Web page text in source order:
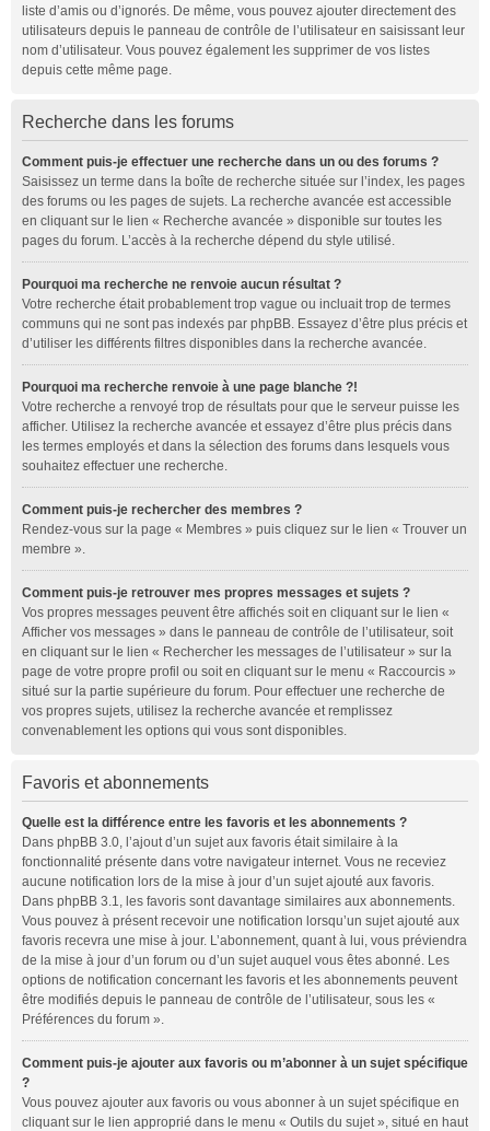
liste d’amis ou d’ignorés. De même, vous pouvez ajouter directement des
utilisateurs depuis le panneau de contrôle de l’utilisateur en saisissant leur
nom d’utilisateur. Vous pouvez également les supprimer de vos listes
depuis cette même page.
Recherche dans les forums
Comment puis-je effectuer une recherche dans un ou des forums ?
Saisissez un terme dans la boîte de recherche située sur l’index, les pages
des forums ou les pages de sujets. La recherche avancée est accessible
en cliquant sur le lien « Recherche avancée » disponible sur toutes les
pages du forum. L’accès à la recherche dépend du style utilisé.
Pourquoi ma recherche ne renvoie aucun résultat ?
Votre recherche était probablement trop vague ou incluait trop de termes
communs qui ne sont pas indexés par phpBB. Essayez d’être plus précis et
d’utiliser les différents filtres disponibles dans la recherche avancée.
Pourquoi ma recherche renvoie à une page blanche ?!
Votre recherche a renvoyé trop de résultats pour que le serveur puisse les
afficher. Utilisez la recherche avancée et essayez d’être plus précis dans
les termes employés et dans la sélection des forums dans lesquels vous
souhaitez effectuer une recherche.
Comment puis-je rechercher des membres ?
Rendez-vous sur la page « Membres » puis cliquez sur le lien « Trouver un
membre ».
Comment puis-je retrouver mes propres messages et sujets ?
Vos propres messages peuvent être affichés soit en cliquant sur le lien «
Afficher vos messages » dans le panneau de contrôle de l’utilisateur, soit
en cliquant sur le lien « Rechercher les messages de l’utilisateur » sur la
page de votre propre profil ou soit en cliquant sur le menu « Raccourcis »
situé sur la partie supérieure du forum. Pour effectuer une recherche de
vos propres sujets, utilisez la recherche avancée et remplissez
convenablement les options qui vous sont disponibles.
Favoris et abonnements
Quelle est la différence entre les favoris et les abonnements ?
Dans phpBB 3.0, l’ajout d’un sujet aux favoris était similaire à la
fonctionnalité présente dans votre navigateur internet. Vous ne receviez
aucune notification lors de la mise à jour d’un sujet ajouté aux favoris.
Dans phpBB 3.1, les favoris sont davantage similaires aux abonnements.
Vous pouvez à présent recevoir une notification lorsqu’un sujet ajouté aux
favoris recevra une mise à jour. L’abonnement, quant à lui, vous préviendra
de la mise à jour d’un forum ou d’un sujet auquel vous êtes abonné. Les
options de notification concernant les favoris et les abonnements peuvent
être modifiés depuis le panneau de contrôle de l’utilisateur, sous les «
Préférences du forum ».
Comment puis-je ajouter aux favoris ou m’abonner à un sujet spécifique
?
Vous pouvez ajouter aux favoris ou vous abonner à un sujet spécifique en
cliquant sur le lien approprié dans le menu « Outils du sujet », situé en haut